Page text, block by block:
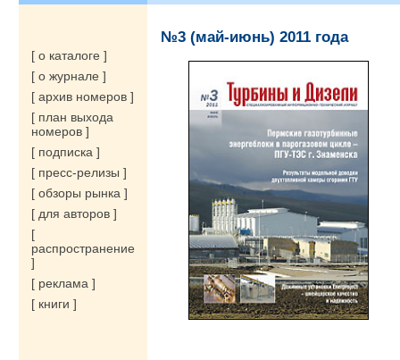
[ о каталоге ]
[ о журнале ]
[ архив номеров ]
[ план выхода
номеров ]
[ подписка ]
[ пресс-релизы ]
[ обзоры рынка ]
[ для авторов ]
[
распространение
]
[ реклама ]
[ книги ]
№3 (май-июнь) 2011 года